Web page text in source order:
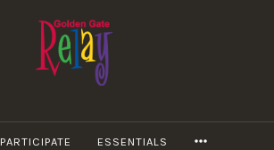
PARTICIPATE ESSENTIALS